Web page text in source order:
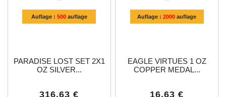
Auflage : 500auflage
PARADISE LOST SET 2X1
OZ SILVER...
316,63 €
Auflage :2000 auflage
EAGLE VIRTUES 1 OZ
COPPER MEDAL...
16,63 €